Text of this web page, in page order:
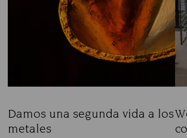
Damos una segunda vida a los
metales